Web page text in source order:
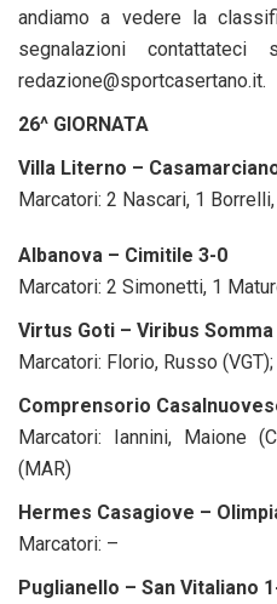
andiamo a vedere la
segnalazioni
redazione@sportcasertano.it.
26^ GIORNATA
Villa Literno –
Marcatori: 2 Nascari, 1
Albanova – Cimitile 3-0
Marcatori: 2 Simonetti, 1
Virtus Goti – Viribus Somma
Marcatori: Florio, Russo
Comprensorio
Marcatori: Iannini, Maione
(MAR)
Hermes Casagiove –
Marcatori: –
Puglianello – San Vitaliano